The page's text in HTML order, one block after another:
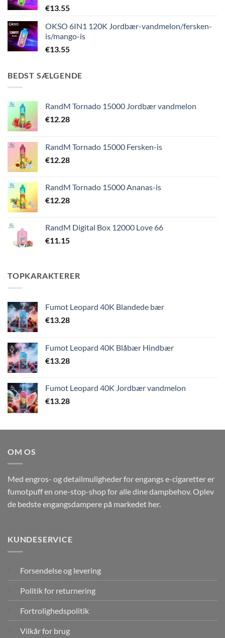
€13.55
OKSO 6IN1 120K Jordbær-vandmelon/fersken-
is/mango-is
€13.55
BEDST SÆLGENDE
RandM Tornado 15000 Jordbær vandmelon
€12.28
RandM Tornado 15000 Fersken-is
€12.28
RandM Tornado 15000 Ananas-is
€12.28
RandM Digital Box 12000 Love 66
€11.15
TOPKARAKTERER
Fumot Leopard 40K Blandede bær
€13.28
Fumot Leopard 40K Blåbær Hindbær
€13.28
Fumot Leopard 40K Jordbær vandmelon
€13.28
OM OS
Med engros- og detailmuligheder for engangs e-cigaretter er
fumotpuff en one-stop-shop for alle dine dampbehov. Oplev
de bedste engangsdampere på markedet her.
KUNDESERVICE
Forsendelse og levering
Politik for returnering
Fortrolighedspolitik
Vilkår for brug